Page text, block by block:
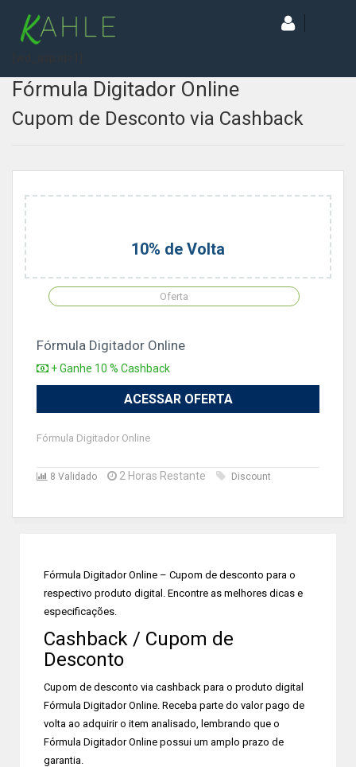
Fórmula Digitador Online
Cupom de Desconto via Cashback
10% de Volta
Oferta
Fórmula Digitador Online
+ Ganhe 10 % Cashback
ACESSAR OFERTA
Fórmula Digitador Online
8 Validado 2 Horas Restante Discount
Fórmula Digitador Online – Cupom de desconto para o
respectivo produto digital. Encontre as melhores dicas e
especificações.
Cashback / Cupom de
Desconto
Cupom de desconto via cashback para o produto digital
Fórmula Digitador Online. Receba parte do valor pago de
volta ao adquirir o item analisado, lembrando que o
Fórmula Digitador Online possui um amplo prazo de
garantia.